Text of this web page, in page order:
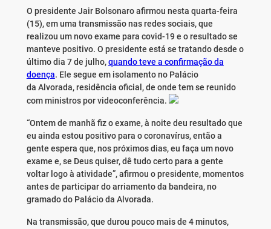
O presidente Jair Bolsonaro afirmou nesta quarta-feira
(15), em uma transmissão nas redes sociais, que
realizou um novo exame para covid-19 e o resultado se
manteve positivo. O presidente está se tratando desde o
último dia 7 de julho,quando teve a confirmação da
doença. Ele segue em isolamento no Palácio
da Alvorada, residência oficial, de onde tem se reunido
com ministros por videoconferência.
“Ontem de manhã fiz o exame, à noite deu resultado que
eu ainda estou positivo para o coronavírus, então a
gente espera que, nos próximos dias, eu faça um novo
exame e, se Deus quiser, dê tudo certo para a gente
voltar logo à atividade”, afirmou o presidente, momentos
antes de participar do arriamento da bandeira, no
gramado do Palácio da Alvorada.
Na transmissão, que durou pouco mais de 4 minutos,